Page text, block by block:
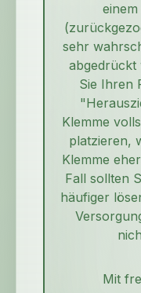
sehr
abgedrückt
Sie Ihren
Klemme
platzieren,
Klemme
Fall sollten
häufiger
Mit